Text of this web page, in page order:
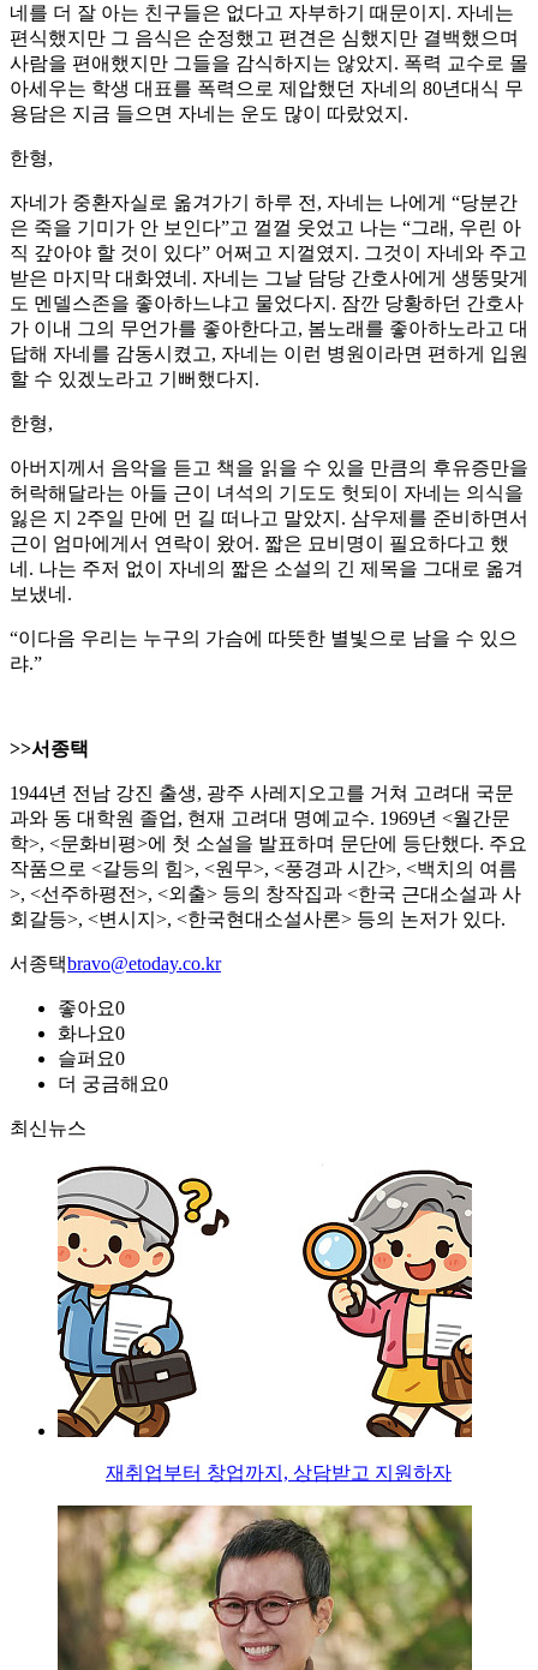
네를 더 잘 아는 친구들은 없다고 자부하기 때문이지. 자네는
편식했지만 그 음식은 순정했고 편견은 심했지만 결백했으며
사람을 편애했지만 그들을 감식하지는 않았지. 폭력 교수로 몰
아세우는 학생 대표를 폭력으로 제압했던 자네의 80년대식 무
용담은 지금 들으면 자네는 운도 많이 따랐었지.
한형,
자네가 중환자실로 옮겨가기 하루 전, 자네는 나에게 “당분간
은 죽을 기미가 안 보인다”고 껄껄 웃었고 나는 “그래, 우린 아
직 갚아야 할 것이 있다” 어쩌고 지껄였지. 그것이 자네와 주고
받은 마지막 대화였네. 자네는 그날 담당 간호사에게 생뚱맞게
도 멘델스존을 좋아하느냐고 물었다지. 잠깐 당황하던 간호사
가 이내 그의 무언가를 좋아한다고, 봄노래를 좋아하노라고 대
답해 자네를 감동시켰고, 자네는 이런 병원이라면 편하게 입원
할 수 있겠노라고 기뻐했다지.
한형,
아버지께서 음악을 듣고 책을 읽을 수 있을 만큼의 후유증만을
허락해달라는 아들 근이 녀석의 기도도 헛되이 자네는 의식을
잃은 지 2주일 만에 먼 길 떠나고 말았지. 삼우제를 준비하면서
근이 엄마에게서 연락이 왔어. 짧은 묘비명이 필요하다고 했
네. 나는 주저 없이 자네의 짧은 소설의 긴 제목을 그대로 옮겨
보냈네.
“이다음 우리는 누구의 가슴에 따뜻한 별빛으로 남을 수 있으
랴.”
>>서종택
1944년 전남 강진 출생, 광주 사레지오고를 거쳐 고려대 국문
과와 동 대학원 졸업, 현재 고려대 명예교수. 1969년 <월간문
학>, <문화비평>에 첫 소설을 발표하며 문단에 등단했다. 주요
작품으로 <갈등의 힘>, <원무>, <풍경과 시간>, <백치의 여름
>, <선주하평전>, <외출> 등의 창작집과 <한국 근대소설과 사
회갈등>, <변시지>, <한국현대소설사론> 등의 논저가 있다.
서종택bravo@etoday.co.kr
좋아요0
화나요0
슬퍼요0
더 궁금해요0
최신뉴스
재취업부터 창업까지, 상담받고 지원하자